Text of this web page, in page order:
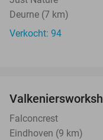
Deurne (7 km)
Verkocht: 94
Falconcrest
Eindhoven (9 km)